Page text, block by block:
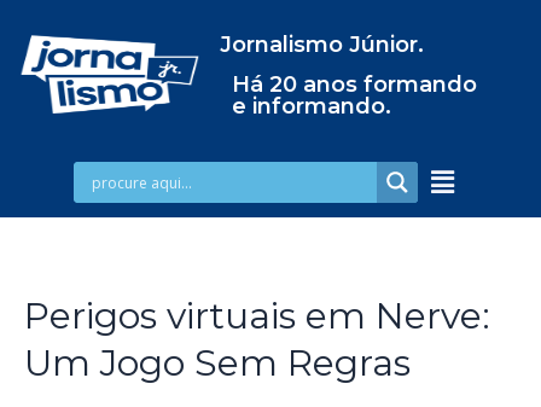
Jornalismo Júnior.
Há 20 anos formando
e informando.
Perigos virtuais em Nerve:
Um Jogo Sem Regras